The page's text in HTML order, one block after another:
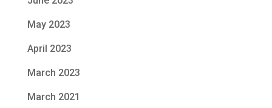
May 2023
April 2023
March 2023
March 2021